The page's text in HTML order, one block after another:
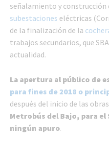
señalamiento y construcción
subestaciones eléctricas
de la finalización de la
trabajos secundarios, que
actualidad.
La apertura al público de
para fines de 2018 o
después del inicio de las
Metrobús del Bajo, para el
ningún apuro.